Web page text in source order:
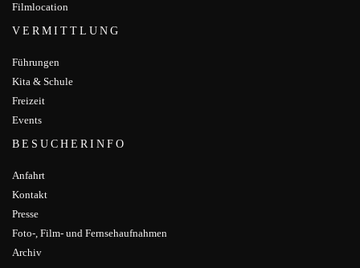
Filmlocation
VERMITTLUNG
Führungen
Kita & Schule
Freizeit
Events
BESUCHERINFO
Anfahrt
Kontakt
Presse
Foto-, Film- und Fernsehaufnahmen
Archiv